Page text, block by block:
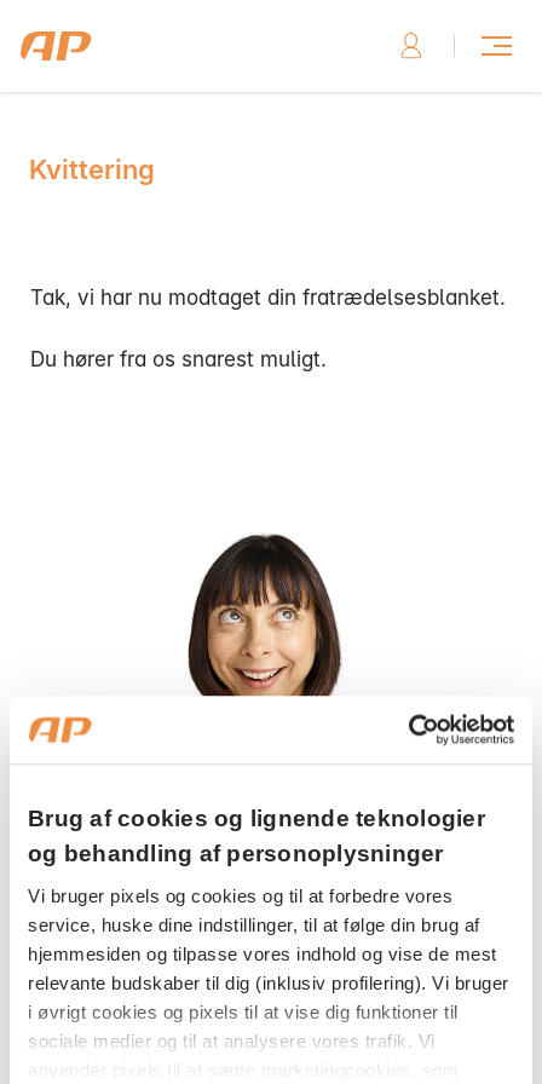
Brug af cookies og lignende teknologier
og behandling af personoplysninger
Vi bruger pixels og cookies og til at forbedre vores
service, huske dine indstillinger, til at følge din brug af
hjemmesiden og tilpasse vores indhold og vise de mest
relevante budskaber til dig (inklusiv profilering). Vi bruger
i øvrigt cookies og pixels til at vise dig funktioner til
sociale medier og til at analysere vores trafik. Vi
anvender pixels til at sætte marketingcookies, som
Kvittering
Tak, vi har nu modtaget din fratrædelsesblanket.
Du hører fra os snarest muligt.
Skriv til os
Hvad drejer din henvendelse sig om?
Skriv til os, hvis du har brug for hjælp
Skriv til os her
Tirsdag:
Onsdag:
Fredag:
3916 5000